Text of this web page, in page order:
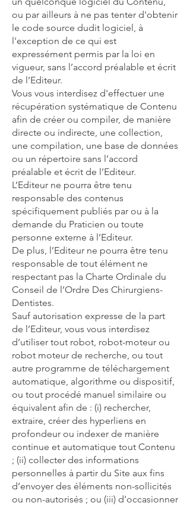
ou par ailleurs à ne pas tenter d'obtenir
le code source dudit logiciel, à
l'exception de ce qui est
expressément permis par la loi en
vigueur, sans l’accord préalable et écrit
de l’Editeur.
Vous vous interdisez d'effectuer une
récupération systématique de Contenu
afin de créer ou compiler, de manière
directe ou indirecte, une collection,
une compilation, une base de données
ou un répertoire sans l’accord
préalable et écrit de l’Editeur.
L’Editeur ne pourra être tenu
responsable des contenus
spécifiquement publiés par ou à la
demande du Praticien ou toute
personne externe à l’Editeur.
De plus, l’Editeur ne pourra être tenu
responsable de tout élément ne
respectant pas la Charte Ordinale du
Conseil de l’Ordre Des Chirurgiens-
Dentistes.
Sauf autorisation expresse de la part
de l’Editeur, vous vous interdisez
d’utiliser tout robot, robot-moteur ou
robot moteur de recherche, ou tout
autre programme de téléchargement
automatique, algorithme ou dispositif,
ou tout procédé manuel similaire ou
équivalent afin de : (i) rechercher,
extraire, créer des hyperliens en
profondeur ou indexer de manière
continue et automatique tout Contenu
; (ii) collecter des informations
personnelles à partir du Site aux fins
d’envoyer des éléments non-sollicités
ou non-autorisés ; ou (iii) d’occasionner